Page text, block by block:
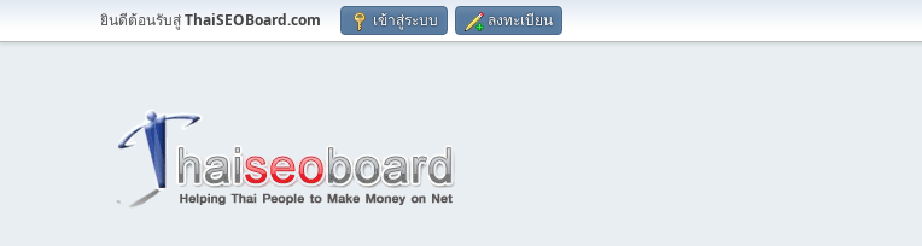
ยินดีต้อนรับสู่ThaiSEOBoard.com เข้าสู่ระบบ ลงทะเบียน